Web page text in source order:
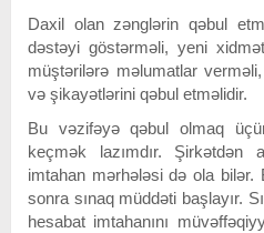
Daxil olan zənglərin qəbul
dəstəyi göstərməli, yeni
müştərilərə məlumatlar
və şikayətlərini qəbul etməlidir.
Bu vəzifəyə qəbul olmaq
keçmək lazımdır. Şirkətdən
imtahan mərhələsi də ola bilər.
sonra sınaq müddəti başlayır.
hesabat imtahanını